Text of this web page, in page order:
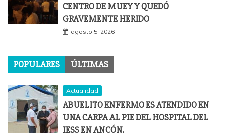
CENTRO DE MUEY Y QUEDÓ
GRAVEMENTE HERIDO
agosto 5, 2026
POPULARES ÚLTIMAS
Actualidad
ABUELITO ENFERMO ES ATENDIDO EN
UNA CARPA AL PIE DEL HOSPITAL DEL
IESS EN ANCÓN.